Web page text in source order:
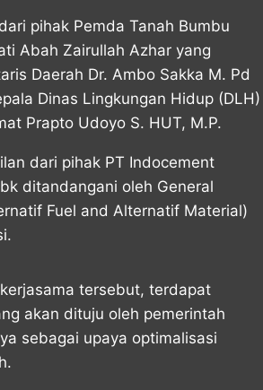
pihak Pemda Tanah Bumbu
Abah Zairullah Azhar yang
Daerah Dr. Ambo Sakka M. Pd
Dinas Lingkungan Hidup (DLH)
Prapto Udoyo S. HUT, M.P.
dari pihak PT Indocement
ditandangani oleh General
Fuel and Alternatif Material)
tersebut, terdapat
akan dituju oleh pemerintah
sebagai upaya optimalisasi